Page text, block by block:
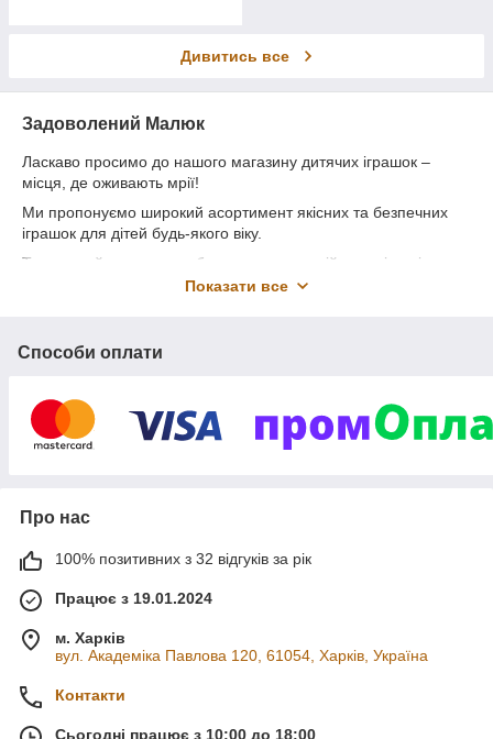
Дивитись все
Задоволений Малюк
Ласкаво просимо до нашого магазину дитячих іграшок –
місця, де оживають мрії!
Ми пропонуємо широкий асортимент якісних та безпечних
іграшок для дітей будь-якого віку.
Тут ви знайдете усе, щоб подарувати вашій дитині радість,
творчість і нові відкриття – від розвивальних іграшок для
дитинства.
щастя у вашу домівку!
Показати все
Способи оплати
Про нас
100% позитивних з 32 відгуків за рік
Працює з 19.01.2024
м. Харків
вул. Академіка Павлова 120, 61054, Харків, Україна
Контакти
Сьогодні працює з 10:00 до 18:00